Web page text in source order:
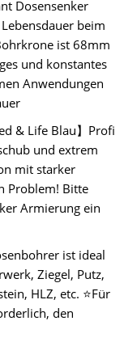
Dosensenker
beim
ist 68mm
und konstantes
Anwendungen
& Life Blau】Profi
und extrem
mit starker
Problem! Bitte
Armierung ein
ist ideal
Ziegel, Putz,
HLZ, etc. ⭐Für
den